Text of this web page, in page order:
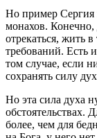
Но пример Сергия
монахов. Конечно,
отрекаться, жить
требований. Есть
том случае, если
сохранять силу
Но эта сила духа
обстоятельствах.
более, чем для